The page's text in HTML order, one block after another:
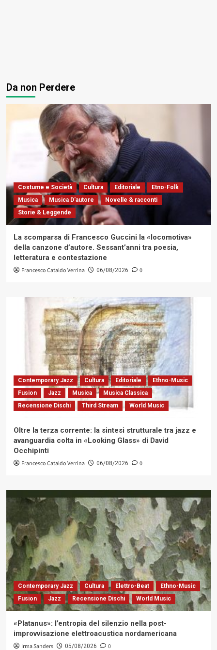
Da non Perdere
Costume e Società Cultura Editoriale
Etno-Folk
Musica
Musica D'autore
Novelle & racconti
Storie & Leggende
La scomparsa di Francesco Guccini la «locomotiva»
della canzone d’autore. Sessant’anni tra poesia,
letteratura e contestazione
Francesco Cataldo Verrina 06/08/2026 0
Contemporary Jazz Cultura Editoriale
Ethno-Music
Fusion
Jazz Musica
Musica Classica
Recensione Dischi
Third Stream World Music
Oltre la terza corrente: la sintesi strutturale tra jazz e
avanguardia colta in «Looking Glass» di David
Occhipinti
Francesco Cataldo Verrina 06/08/2026 0
Contemporary Jazz Cultura Elettro-Beat
Ethno-Music
Fusion
Jazz Recensione Dischi World Music
«Platanus»: l’entropia del silenzio nella post-
improvvisazione elettroacustica nordamericana
Irma Sanders 05/08/2026 0